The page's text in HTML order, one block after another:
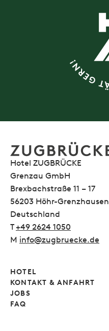
Hotel ZUGBRÜCKE
Grenzau GmbH
Brexbachstraße 11 – 17
56203 Höhr-Grenzhausen
Deutschland
T +49 2624 1050
M info@zugbruecke.de
HOTEL
KONTAKT & ANFAHRT
JOBS
FAQ